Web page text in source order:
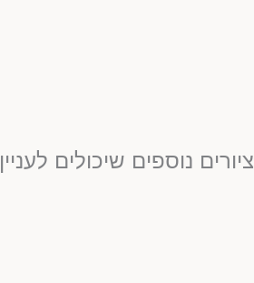
ציורים נוספים שיכולים לעניין